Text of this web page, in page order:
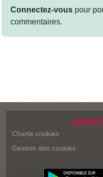
Connectez-vous pour
commentaires.
Charte cookies
Gestion des cookies